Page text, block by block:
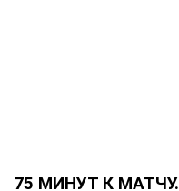
75 МИНУТ К МАТЧУ.